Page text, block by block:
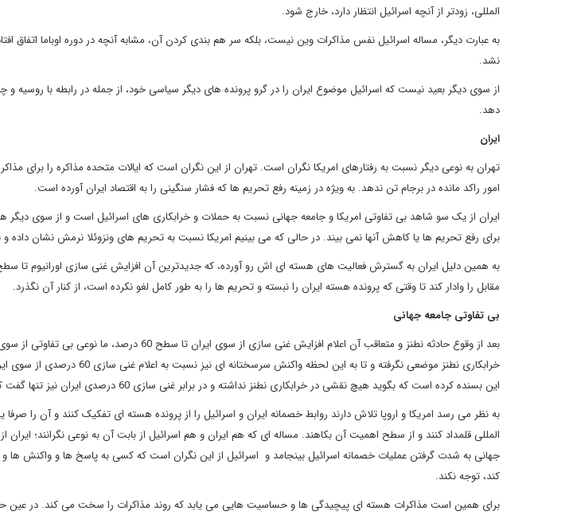
المللی، زودتر از آنچه اسرائیل انتظار دارد، خارج شود.
به عبارت دیگر، مساله اسرائیل نفس مذاکرات وین نیست، بلکه سر هم بندی کردن آن، مشابه آنچه در دوره اوباما اتفاق
نشد.
از سوی دیگر بعید نیست که اسرائیل موضوع ایران را در گرو پرونده های دیگر سیاسی خود، از جمله در رابطه با روسیه و
دهد.
ایران
تهران به نوعی دیگر نسبت به رفتارهای امریکا نگران است. تهران از این نگران است که ایالات متحده مذاکره را برای
امور راکد مانده در برجام تن ندهد. به ویژه در زمینه رفع تحریم ها که فشار سنگینی را به اقتصاد ایران آورده است.
ایران از یک سو شاهد بی تفاوتی امریکا و جامعه جهانی نسبت به حملات و خرابکاری های اسرائیل است و از سوی دیگر
برای رفع تحریم ها یا کاهش آنها نمی بیند. در حالی که می بینیم امریکا نسبت به تحریم های ونزوئلا نرمش نشان داده
مقابل را وادار کند تا وقتی که پرونده هسته ایران را نبسته و تحریم ها را به طور کامل لغو نکرده است، از کنار آن نگذرد.
بی تفاوتی جامعه جهانی
بعد از وقوع حادثه نطنز و متعاقب آن اعلام افزایش غنی سازی از سوی
خرابکاری نطنز موضعی نگرفته و تا به این لحظه
این بسنده کرده است که بگوید هیچ نقشی در خرابکاری نطنز نداشته و در برابر غنی سازی 60 درصدی ایران نیز تنها گفت که "تمرکزمان بر مذاکرات وین است."
به نظر می رسد امریکا و اروپا تلاش دارند روابط خصمانه ایران و اسرائیل را از پرونده هسته ای تفکیک کنند و آن را
المللی قلمداد کنند و از سطح اهمیت آن بکاهند. مساله ای که هم ایران و هم اسرائیل از بابت آن به نوعی نگرانند؛
جهانی به شدت گرفتن عملیات خصمانه اسرائیل بینجامد و اسرائیل از این نگران است که کسی به پاسخ ها و واکنش
کند، توجه نکند.
برای همین است مذاکرات هسته ای پیچیدگی ها و حساسیت هایی می یابد که روند مذاکرات را سخت می کند. در